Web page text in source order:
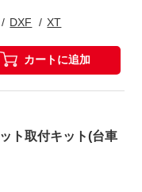
DXF XT
カートに追加
ト取付キット(台車